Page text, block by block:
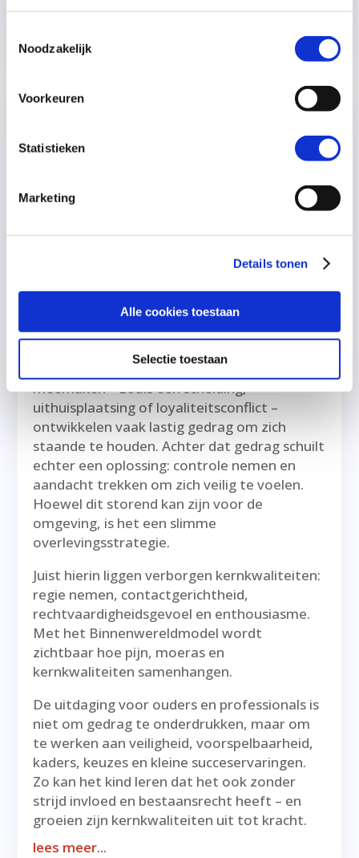
Noodzakelijk
Voorkeuren
Statistieken
Marketing
Details tonen
Alle cookies toestaan
Selectie toestaan
je maar echt, aanwezig en verbonden bent.
Kernkwaliteiten bij kinderen na trauma: hoe
lastige gebeurtenissen verborgen kracht
onthullen
Kinderen die ingrijpende gebeurtenissen
meemaken – zoals een scheiding,
uithuisplaatsing of loyaliteitsconflict –
ontwikkelen vaak lastig gedrag om zich
staande te houden. Achter dat gedrag schuilt
echter een oplossing: controle nemen en
aandacht trekken om zich veilig te voelen.
Hoewel dit storend kan zijn voor de
omgeving, is het een slimme
overlevingsstrategie.
Juist hierin liggen verborgen kernkwaliteiten:
regie nemen, contactgerichtheid,
rechtvaardigheidsgevoel en enthousiasme.
Met het Binnenwereldmodel wordt
zichtbaar hoe pijn, moeras en
kernkwaliteiten samenhangen.
De uitdaging voor ouders en professionals is
niet om gedrag te onderdrukken, maar om
te werken aan veiligheid, voorspelbaarheid,
kaders, keuzes en kleine succeservaringen.
Zo kan het kind leren dat het ook zonder
strijd invloed en bestaansrecht heeft – en
groeien zijn kernkwaliteiten uit tot kracht.
lees meer...